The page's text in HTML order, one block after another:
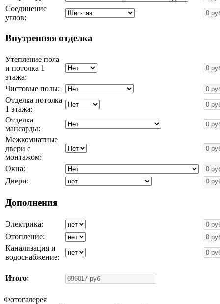
Соединение
углов:
Внутренняя отделка
Утепление пола
и потолка 1
этажа:
Чистовые полы:
Отделка потолка
1 этажа:
Отделка
мансарды:
Межкомнатные
двери с
монтажом:
Окна:
Двери:
Дополнения
Электрика:
Отопление:
Канализация и
водоснабжение:
Итого:
Фотогалерея